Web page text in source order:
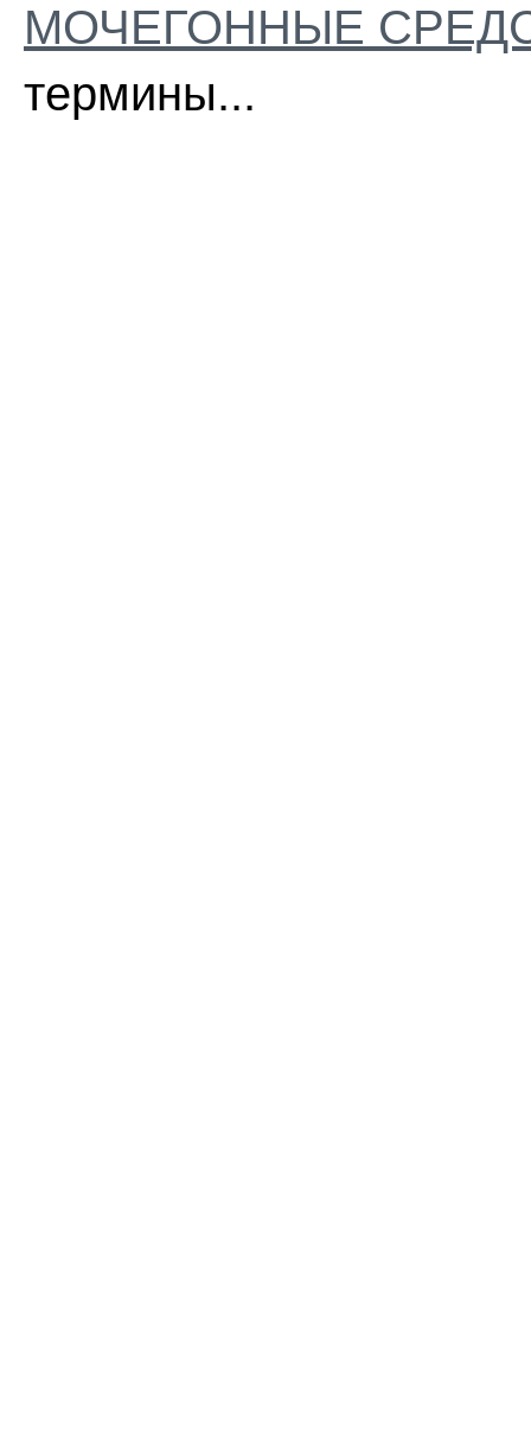
МОЧЕГОННЫЕ
термины...